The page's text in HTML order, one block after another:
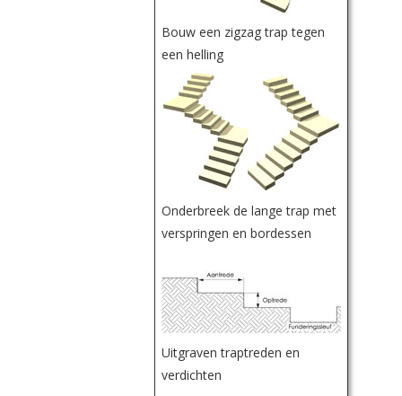
Bouw een zigzag trap tegen
een helling
Onderbreek de lange trap met
verspringen en bordessen
Uitgraven traptreden en
verdichten